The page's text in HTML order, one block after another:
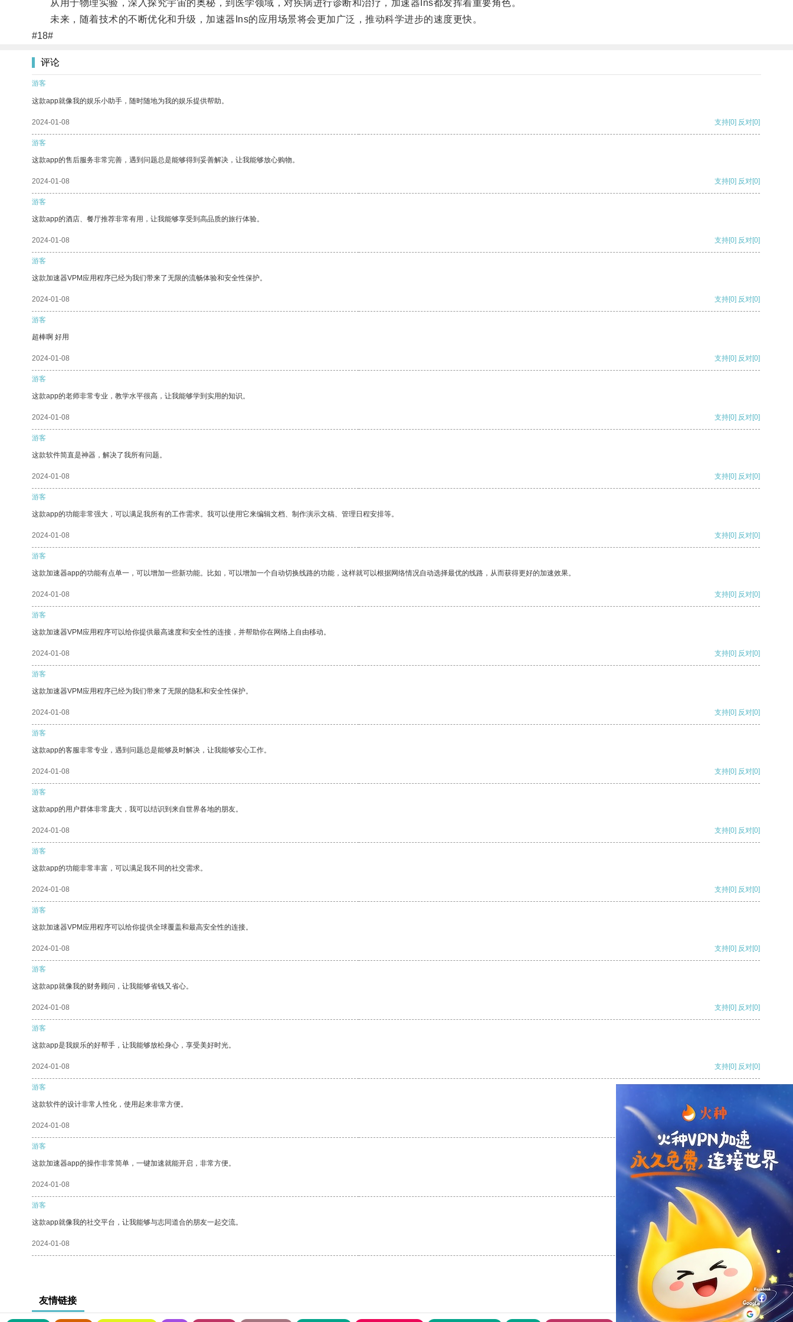
从用于物理实验，深入探究宇宙的奥秘，到医学领域，对疾病进行诊断和治疗，加速器Ins都发挥着重要角色。
未来，随着技术的不断优化和升级，加速器Ins的应用场景将会更加广泛，推动科学进步的速度更快。
#18#
评论
游客
这款app就像我的娱乐小助手，随时随地为我的娱乐提供帮助。
2024-01-08 支持[0] 反对[0]
游客
这款app的售后服务非常完善，遇到问题总是能够得到妥善解决，让我能够放心购物。
2024-01-08 支持[0] 反对[0]
游客
这款app的酒店、餐厅推荐非常有用，让我能够享受到高品质的旅行体验。
2024-01-08 支持[0] 反对[0]
游客
这款加速器VPM应用程序已经为我们带来了无限的流畅体验和安全性保护。
2024-01-08 支持[0] 反对[0]
游客
超棒啊 好用
2024-01-08 支持[0] 反对[0]
游客
这款app的老师非常专业，教学水平很高，让我能够学到实用的知识。
2024-01-08 支持[0] 反对[0]
游客
这款软件简直是神器，解决了我所有问题。
2024-01-08 支持[0] 反对[0]
游客
这款app的功能非常强大，可以满足我所有的工作需求。我可以使用它来编辑文档、制作演示文稿、管理日程安排等。
2024-01-08 支持[0] 反对[0]
游客
这款加速器app的功能有点单一，可以增加一些新功能。比如，可以增加一个自动切换线路的功能，这样就可以根据网络情况自动选择最优的线路，从而获得更好的加速效果。
2024-01-08 支持[0] 反对[0]
游客
这款加速器VPM应用程序可以给你提供最高速度和安全性的连接，并帮助你在网络上自由移动。
2024-01-08 支持[0] 反对[0]
游客
这款加速器VPM应用程序已经为我们带来了无限的隐私和安全性保护。
2024-01-08 支持[0] 反对[0]
游客
这款app的客服非常专业，遇到问题总是能够及时解决，让我能够安心工作。
2024-01-08 支持[0] 反对[0]
游客
这款app的用户群体非常庞大，我可以结识到来自世界各地的朋友。
2024-01-08 支持[0] 反对[0]
游客
这款app的功能非常丰富，可以满足我不同的社交需求。
2024-01-08 支持[0] 反对[0]
游客
这款加速器VPM应用程序可以给你提供全球覆盖和最高安全性的连接。
2024-01-08 支持[0] 反对[0]
游客
这款app就像我的财务顾问，让我能够省钱又省心。
2024-01-08 支持[0] 反对[0]
游客
这款app是我娱乐的好帮手，让我能够放松身心，享受美好时光。
2024-01-08 支持[0] 反对[0]
游客
这款软件的设计非常人性化，使用起来非常方便。
2024-01-08
游客
这款加速器app的操作非常简单，一键加速就能开启，非常方便。
2024-01-08 反对
游客
这款app就像我的社交平台，让我能够与志同道合的朋友一起交流。
2024-01-08 反对[0]
友情链接